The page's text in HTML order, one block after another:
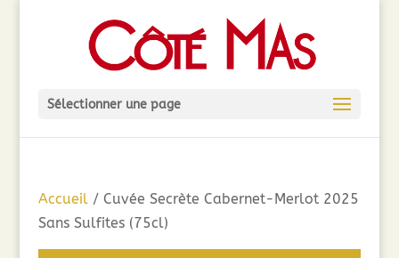
Sélectionner une page
Accueil/ Cuvée Secrète Cabernet-Merlot 2025
Sans Sulfites (75cl)